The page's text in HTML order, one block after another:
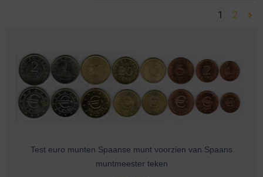
1 2
Test euro munten Spaanse munt voorzien van Spaans
muntmeester teken